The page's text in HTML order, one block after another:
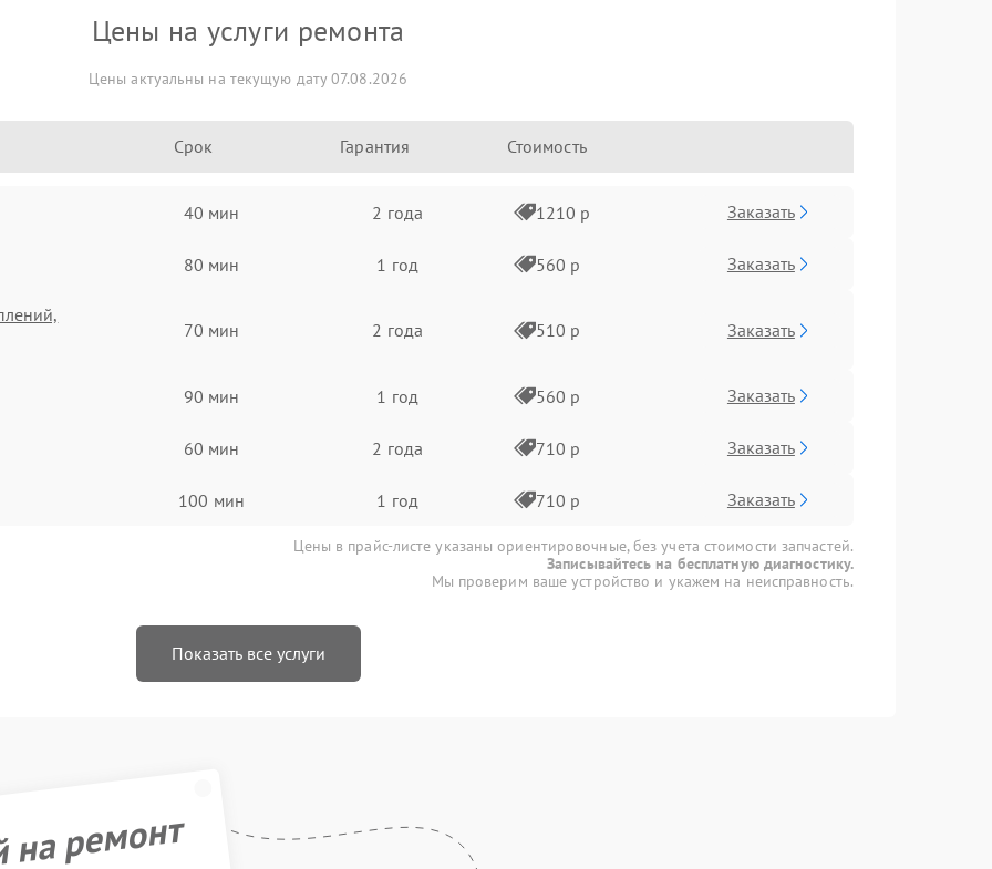
Цены на услуги ремонта
Цены актуальны на текущую дату 07.08.2026
Срок Гарантия Стоимость
40 мин 2 года 1210 р Заказать
80 мин 1 год 560 р Заказать
70 мин 2 года 510 р Заказать
90 мин 1 год 560 р Заказать
60 мин 2 года 710 р Заказать
100 мин 1 год 710 р Заказать
Цены в прайс-листе указаны ориентировочные, без учета стоимости запчастей.
Записывайтесь на бесплатную диагностику.
Мы проверим ваше устройство и укажем на неисправность.
Показать все услуги